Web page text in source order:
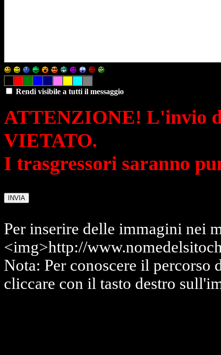
Rendi visibile a tutti il messaggio
ATTENZIONE! L'invio
VIETATO.
I trasgressori saranno
Per inserire delle immagini nei
<img>http://
Nota: Per conoscere il percorso
cliccare con il tasto destro